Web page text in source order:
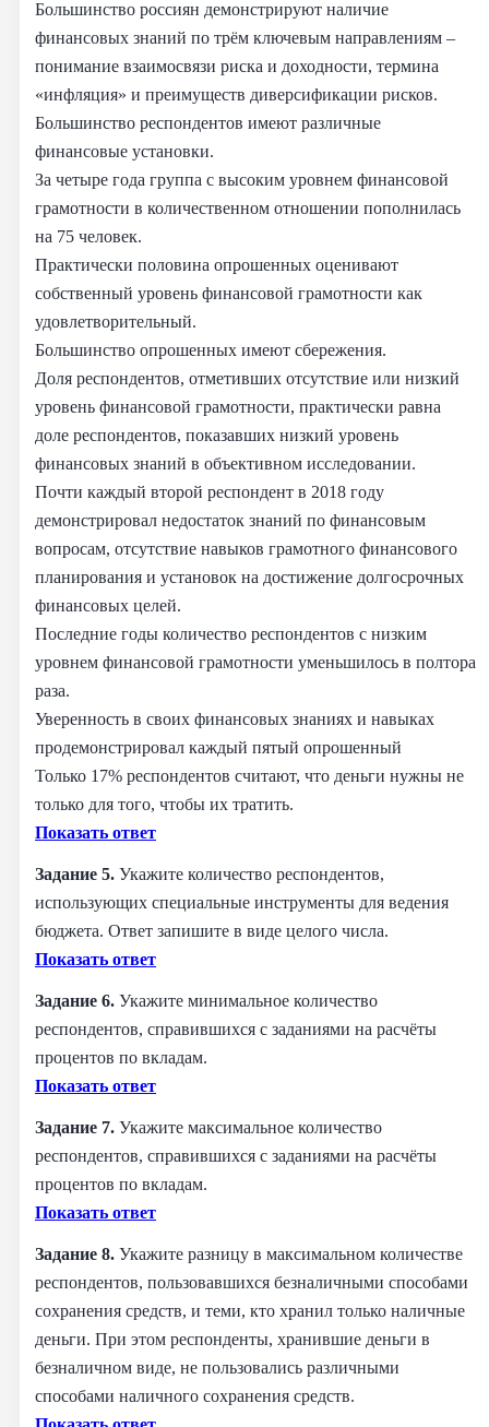
Большинство россиян демонстрируют наличие
финансовых знаний по трём ключевым направлениям –
понимание взаимосвязи риска и доходности, термина
«инфляция» и преимуществ диверсификации рисков.
Большинство респондентов имеют различные
финансовые установки.
За четыре года группа с высоким уровнем финансовой
грамотности в количественном отношении пополнилась
на 75 человек.
Практически половина опрошенных оценивают
собственный уровень финансовой грамотности как
удовлетворительный.
Большинство опрошенных имеют сбережения.
Доля респондентов, отметивших отсутствие или низкий
уровень финансовой грамотности, практически равна
доле респондентов, показавших низкий уровень
финансовых знаний в объективном исследовании.
Почти каждый второй респондент в 2018 году
демонстрировал недостаток знаний по финансовым
вопросам, отсутствие навыков грамотного финансового
планирования и установок на достижение долгосрочных
финансовых целей.
Последние годы количество респондентов с низким
уровнем финансовой грамотности уменьшилось в полтора
раза.
Уверенность в своих финансовых знаниях и навыках
продемонстрировал каждый пятый опрошенный
Только 17% респондентов считают, что деньги нужны не
только для того, чтобы их тратить.
Показать ответ
Задание 5. Укажите количество респондентов,
использующих специальные инструменты для ведения
бюджета. Ответ запишите в виде целого числа.
Показать ответ
Задание 6. Укажите минимальное количество
респондентов, справившихся с заданиями на расчёты
процентов по вкладам.
Показать ответ
Задание 7. Укажите максимальное количество
респондентов, справившихся с заданиями на расчёты
процентов по вкладам.
Показать ответ
Задание 8. Укажите разницу в максимальном количестве
респондентов, пользовавшихся безналичными способами
сохранения средств, и теми, кто хранил только наличные
деньги. При этом респонденты, хранившие деньги в
безналичном виде, не пользовались различными
способами наличного сохранения средств.